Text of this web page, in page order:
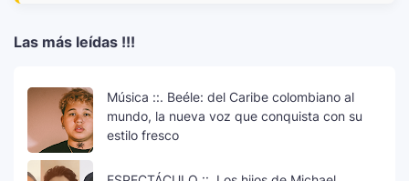
Las más leídas !!!
Música ::. Beéle: del Caribe colombiano al
mundo, la nueva voz que conquista con su
estilo fresco